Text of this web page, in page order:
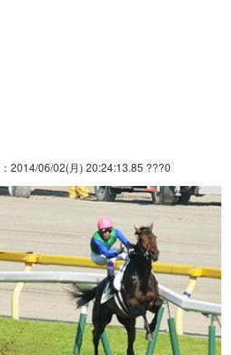
：2014/06/02(月) 20:24:13.85 ???0